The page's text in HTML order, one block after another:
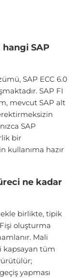
hangi SAP
SAP ECC 6.0
SAP FI
mevcut SAP alt
SAP
bir
kullanıma hazır
ne kadar
birlikte, tipik
oluşturma
Mali
kapsayan tüm
yapması